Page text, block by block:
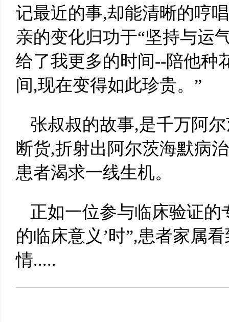
记最近的事,却能清晰的哼
亲的变化归功于“坚持与运
给了我更多的时间--陪他种
间,现在变得如此珍贵。”
张叔叔的故事,是千万阿
断货,折射出阿尔茨海默病
患者渴求一线生机。
正如一位参与临床验证的
的临床意义’时”,患者家属
情.....